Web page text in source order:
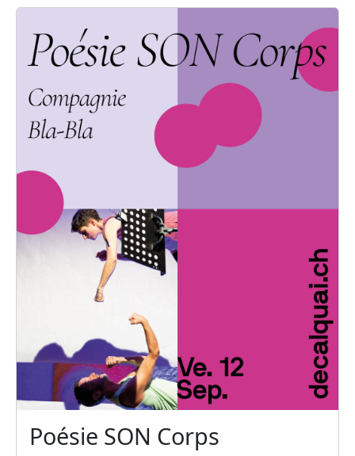
Poésie SON Corps